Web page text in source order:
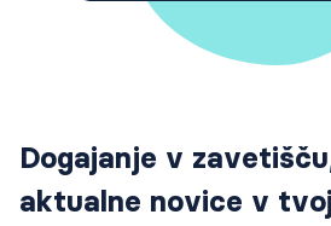
Dogajanje v
aktualne novice v